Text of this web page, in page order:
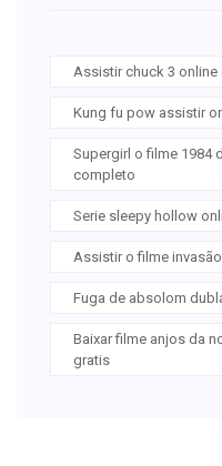
Assistir chuck 3
Kung fu pow assistir
Supergirl o filme 1984
completo
Serie sleepy hollow
Assistir o filme
Fuga de absolom
Baixar filme anjos da
gratis